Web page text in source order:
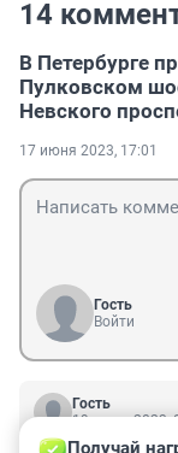
14
В Петербурге
Пулковском
Невского
17 июня 2023, 17:01
Гость
Войти
Гость
19 июня 2023,
Получай